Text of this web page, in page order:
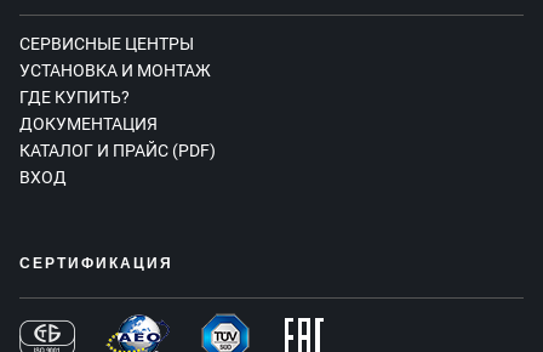
СЕРВИСНЫЕ ЦЕНТРЫ
УСТАНОВКА И МОНТАЖ
ГДЕ КУПИТЬ?
ДОКУМЕНТАЦИЯ
КАТАЛОГ И ПРАЙС (PDF)
ВХОД
СЕРТИФИКАЦИЯ